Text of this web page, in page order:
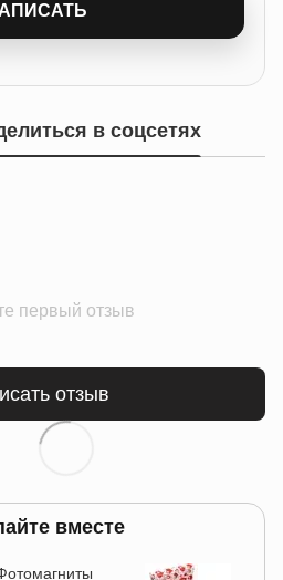
в соцсетях
первый отзыв
отзыв
вместе